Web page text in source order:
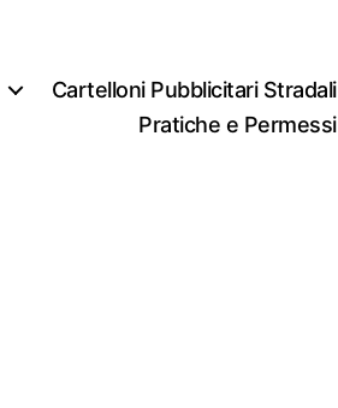
Cartelloni Pubblicitari Stradali
Pratiche e Permessi